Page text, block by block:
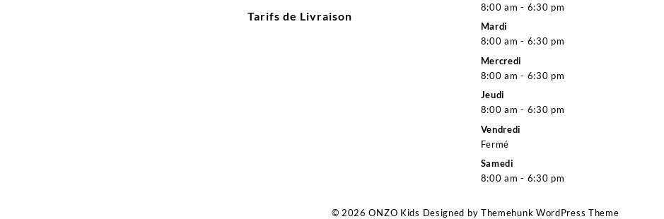
Tarifs de Livraison
8:00 am - 6:30 pm
Mardi
8:00 am - 6:30 pm
Mercredi
8:00 am - 6:30 pm
Jeudi
8:00 am - 6:30 pm
Vendredi
Fermé
Samedi
8:00 am - 6:30 pm
© 2026ONZO Kids Designed by Themehunk WordPress Theme